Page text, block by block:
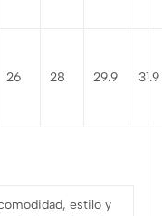
26 28 29.9 31.9
estilo y